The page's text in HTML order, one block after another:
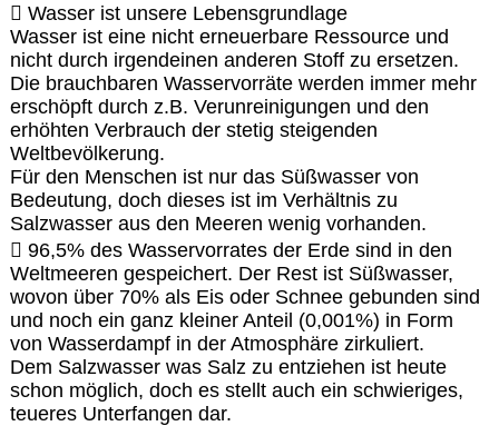
 Wasser ist unsere Lebensgrundlage
Wasser ist eine nicht erneuerbare Ressource und
nicht durch irgendeinen anderen Stoff zu ersetzen.
Die brauchbaren Wasservorräte werden immer mehr
erschöpft durch z.B. Verunreinigungen und den
erhöhten Verbrauch der stetig steigenden
Weltbevölkerung.
Für den Menschen ist nur das Süßwasser von
Bedeutung, doch dieses ist im Verhältnis zu
Salzwasser aus den Meeren wenig vorhanden.
 96,5% des Wasservorrates der Erde sind in den
Weltmeeren gespeichert. Der Rest ist Süßwasser,
wovon über 70% als Eis oder Schnee gebunden sind
und noch ein ganz kleiner Anteil (0,001%) in Form
von Wasserdampf in der Atmosphäre zirkuliert.
Dem Salzwasser was Salz zu entziehen ist heute
schon möglich, doch es stellt auch ein schwieriges,
teueres Unterfangen dar.